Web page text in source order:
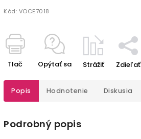
Kód: VOCE7018
Tlač Opýtať sa Strážiť Zdieľať
Popis Hodnotenie Diskusia
Podrobný popis